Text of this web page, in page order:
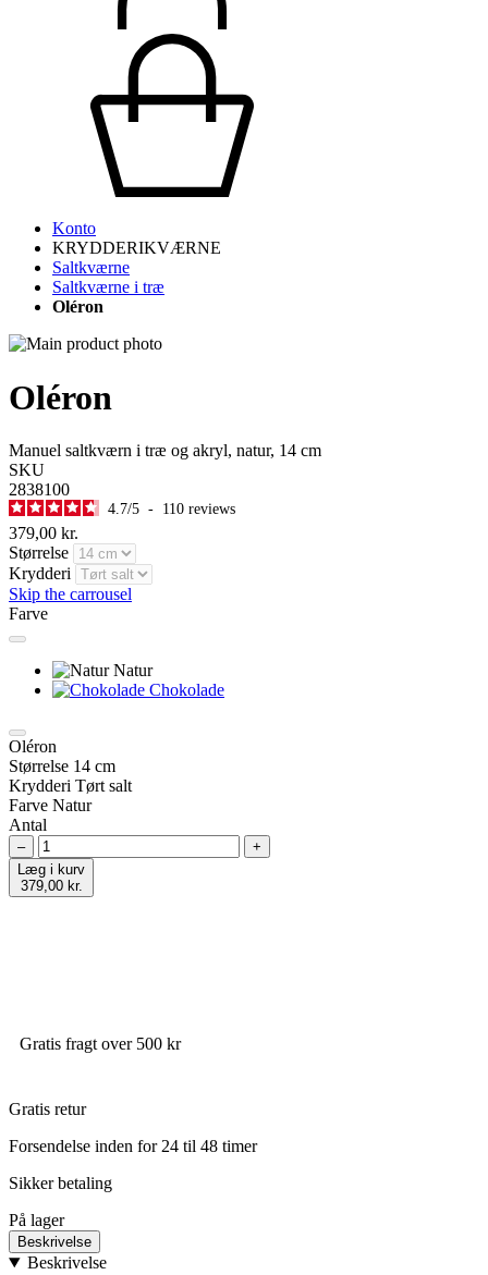
Konto
KRYDDERIKVÆRNE
Saltkværne
Saltkværne i træ
Oléron
Oléron
Manuel saltkværn i træ og akryl, natur, 14 cm
SKU
2838100
4.7/5 - 110 reviews
379,00 kr.
Størrelse
Krydderi
Skip the carrousel
Farve
Natur
Chokolade
Oléron
Størrelse 14 cm
Krydderi Tørt salt
Farve Natur
Antal
–
+
Læg i kurv
379,00 kr.
Gratis fragt over 500 kr
Gratis retur
Forsendelse inden for 24 til 48 timer
Sikker betaling
På lager
Beskrivelse
Beskrivelse